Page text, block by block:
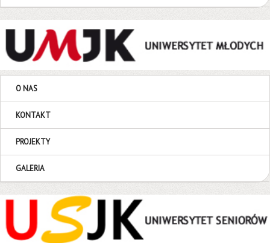
O NAS
KONTAKT
PROJEKTY
GALERIA